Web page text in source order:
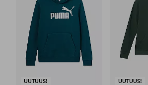
UUTUUS! UUTUUS!